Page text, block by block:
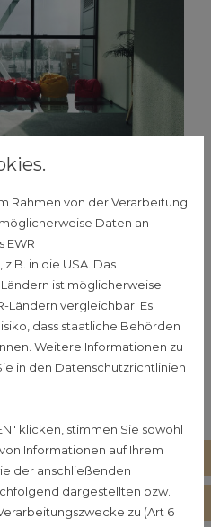
consetetur
nonumy eirmod
et dolore magna
voluptua. At vero eos et
et ea rebum. Stet
sea takimata sanctus
sadipscing elitr, sed
invidunt ut labore
erat, sed diam
Rahmen von der Verarbeitung
Daten an
EWR
in die USA. Das
ist möglicherweise
Ländern vergleichbar. Es
dass staatliche Behörden
Weitere Informationen zu
in den Datenschutzrichtlinien
klicken, stimmen Sie sowohl
Informationen auf Ihrem
der anschließenden
dargestellten bzw.
zu (Art 6